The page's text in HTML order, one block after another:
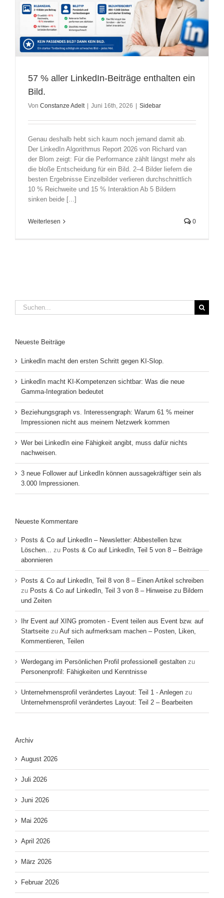
57 % aller LinkedIn-Beiträge enthalten ein
Bild.
Von Constanze Adelt Juni 16th, 2026 Sidebar
Genau deshalb hebt sich kaum noch jemand damit ab.
Der LinkedIn Algorithmus Report 2026 von Richard van
der Blom zeigt: Für die Performance zählt längst mehr als
die bloße Entscheidung für ein Bild. 2–4 Bilder liefern die
besten Ergebnisse Einzelbilder verlieren durchschnittlich
10 % Reichweite und 15 % Interaktion Ab 5 Bildern
sinken beide [...]
Weiterlesen 0
Suche
nach:
Neueste Beiträge
LinkedIn macht den ersten Schritt gegen KI-Slop.
LinkedIn macht KI-Kompetenzen sichtbar: Was die neue
Gamma-Integration bedeutet
Beziehungsgraph vs. Interessengraph: Warum 61 % meiner
Impressionen nicht aus meinem Netzwerk kommen
Wer bei LinkedIn eine Fähigkeit angibt, muss dafür nichts
nachweisen.
3 neue Follower auf LinkedIn können aussagekräftiger sein als
3.000 Impressionen.
Neueste Kommentare
Posts & Co auf LinkedIn – Newsletter: Abbestellen bzw.
Löschen...
zu Posts & Co auf LinkedIn, Teil 5 von 8 – Beiträge
abonnieren
Posts & Co auf LinkedIn, Teil 8 von 8 – Einen Artikel schreiben
zu Posts & Co auf LinkedIn, Teil 3 von 8 – Hinweise zu Bildern
und Zeiten
Ihr Event auf XING promoten - Event teilen aus Event bzw. auf
Startseite zu Auf sich aufmerksam machen – Posten, Liken,
Kommentieren, Teilen
Werdegang im Persönlichen Profil professionell gestalten zu
Personenprofil: Fähigkeiten und Kenntnisse
Unternehmensprofil verändertes Layout: Teil 1 - Anlegen zu
Unternehmensprofil verändertes Layout: Teil 2 – Bearbeiten
Archiv
August 2026
Juli 2026
Juni 2026
Mai 2026
April 2026
März 2026
Februar 2026